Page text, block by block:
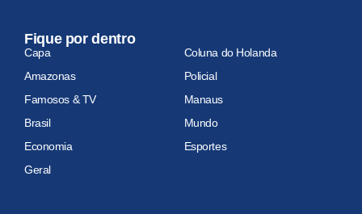
Fique por dentro
Capa
Coluna do Holanda
Amazonas
Policial
Famosos & TV
Manaus
Brasil
Mundo
Economia
Esportes
Geral